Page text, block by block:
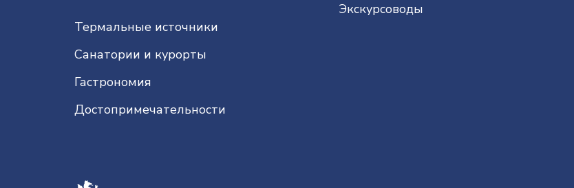
Термальные источники
Санатории и курорты
Гастрономия
До­сто­при­ме­ча­тель­нос­ти
Экскурсоводы